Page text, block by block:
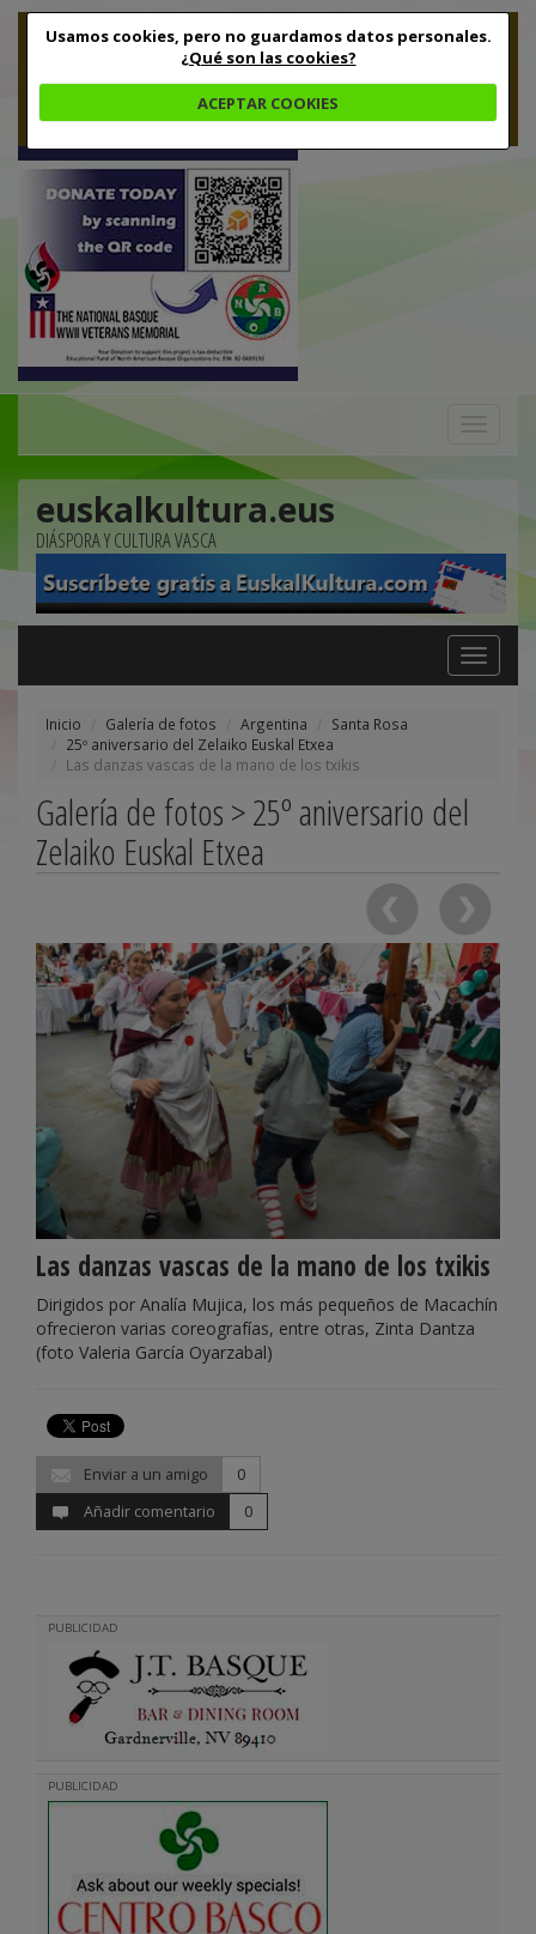
Usamos cookies, pero no guardamos datos personales.
¿Qué son las cookies?
ACEPTAR COOKIES
euskalkultura.eus
DIÁSPORA Y CULTURA VASCA
Toggle
navigation
Inicio Galería de fotos Argentina
Santa Rosa
25º aniversario del Zelaiko Euskal Etxea
Las danzas vascas de la mano de los txikis
Galería de fotos > 25º aniversario del
Zelaiko Euskal Etxea
Las danzas vascas de la mano de los txikis
Dirigidos por Analía Mujica, los más pequeños de Macachín
ofrecieron varias coreografías, entre otras, Zinta Dantza
(foto Valeria García Oyarzabal)
Enviar a un amigo
0
Añadir comentario
0
PUBLICIDAD
PUBLICIDAD